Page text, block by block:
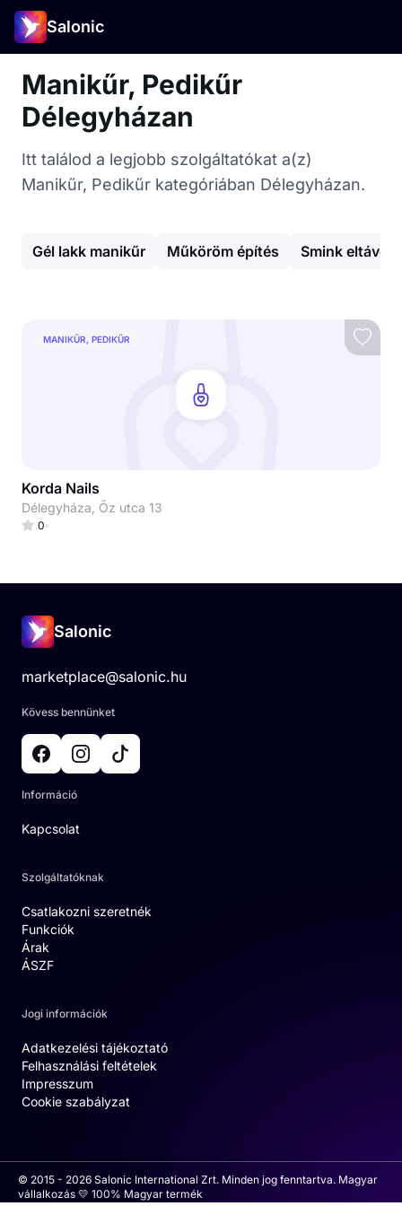
Salonic
Manikűr, Pedikűr
Délegyházan
Itt találod a legjobb szolgáltatókat a(z)
Manikűr, Pedikűr kategóriában Délegyházan.
Gél lakk manikűr Műköröm építés Smink
MANIKŰR, PEDIKŰR
Korda Nails
Délegyháza, Őz utca 13
0
Salonic
marketplace@salonic.hu
Kövess bennünket
Információ
Kapcsolat
Szolgáltatóknak
Csatlakozni szeretnék
Funkciók
Árak
ÁSZF
Jogi információk
Adatkezelési tájékoztató
Felhasználási feltételek
Impresszum
Cookie szabályzat
© 2015 - 2026 Salonic International Zrt. Minden jog fenntartva. Magyar
vállalkozás 💛 100% Magyar termék